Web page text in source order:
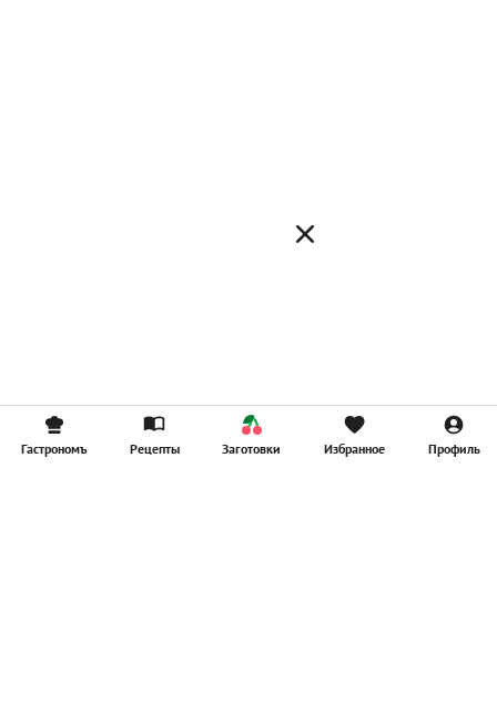
Гастрономъ Рецепты Заготовки Избранное Профиль